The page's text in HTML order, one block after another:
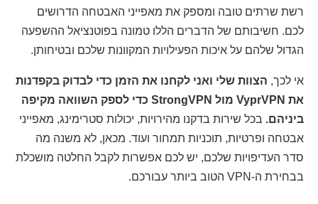
רשת שרתים טובה ומספק את מאפייני האבטחה הדרושים
לכם. חשיבותם של הדברים הללו טמונה בפוטנציאל ההשפעה
הגדול שלהם על איכות הפעילויות המקוונות שלכם ובטיחותן.
אי לכך, הצוות שלי ואני לקחנו את הזמן כדי לבדוק בקפדנות
את VyprVPN מול StrongVPN כדי לספק השוואה מקיפה
ביניהם. בכל שירות בדקנו מהירויות, יכולות סטרימינג, מאפייני
אבטחה ופרטיות, תוכניות תמחור ועוד. מכאן, לא משנה מה
סדר העדיפויות שלכם, יש לכם אפשרות לקבל החלטה מושכלת
בבחירת ה-VPN הטוב ביותר עבורכם.